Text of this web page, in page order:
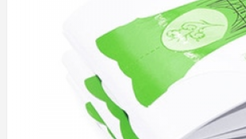
MUD COLOR GEL
ROSALIND SHINY RAINBOW
SHIMMER ROSE GLITTER EVERIN
SPIDER GEL
THERMO-SHINY-SEQUIN
TWINKLE GEL EVERIN
DECOR UNGHII